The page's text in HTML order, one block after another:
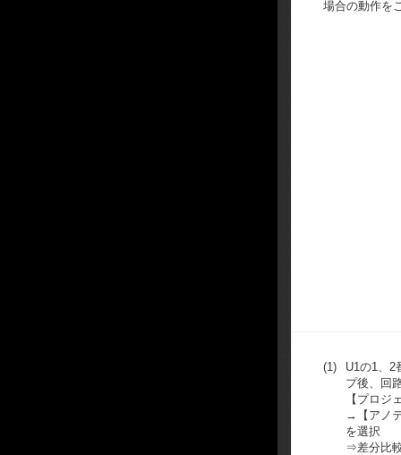
場合の動作を
(1)
U1の1、2
プ後、回
【プロジ
→【アノ
を選択
⇒差分比